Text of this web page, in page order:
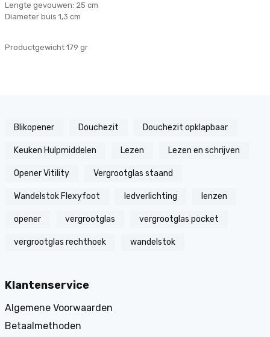
Lengte gevouwen: 25 cm
Diameter buis 1,3 cm
Productgewicht 179 gr
Blikopener Douchezit Douchezit opklapbaar
Keuken Hulpmiddelen Lezen Lezen en schrijven
Opener Vitility Vergrootglas staand
Wandelstok Flexyfoot ledverlichting lenzen
opener vergrootglas vergrootglas pocket
vergrootglas rechthoek wandelstok
Klantenservice
Algemene Voorwaarden
Betaalmethoden